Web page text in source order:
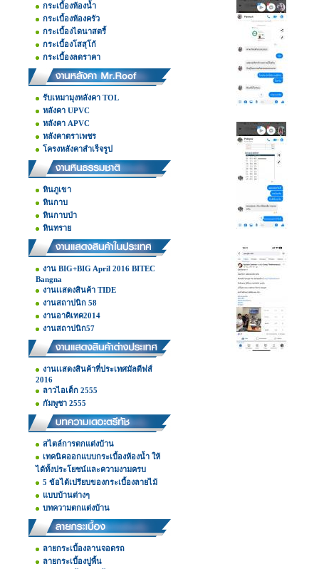
กระเบื้องห้องน้ำ
กระเบื้องห้องครัว
กระเบื้องไดนาสตรี้
กระเบื้องโสสุโก้
กระเบื้องลดราคา
รับเหมามุงหลังคา TOL
หลังคา UPVC
หลังคา APVC
หลังคาตราเพชร
โครงหลังคาสำเร็จรูป
หินภูเขา
หินกาบ
หินกาบป่า
หินทราย
งาน BIG+BIG April 2016 BITEC
Bangna
งานเเสดงสินค้า TIDE
งานสถาปนิก 58
งานอาคิเทค2014
งานสถาปนิก57
งานเเสดงสินค้าที่ประเทศมัลดีฟส์
2016
ลาวไอเต็ก 2555
กัมพูชา 2555
สไตล์การตกแต่งบ้าน
เทคนิคออกแบบกระเบื้องห้องน้ำ ให้
ได้ทั้งประโยชน์และความงามครบ
5 ข้อได้เปรียบของกระเบื้องลายไม้
แบบบ้านต่างๆ
บทความตกแต่งบ้าน
ลายกระเบื้องลานจอดรถ
ลายกระเบื้องปูพื้น